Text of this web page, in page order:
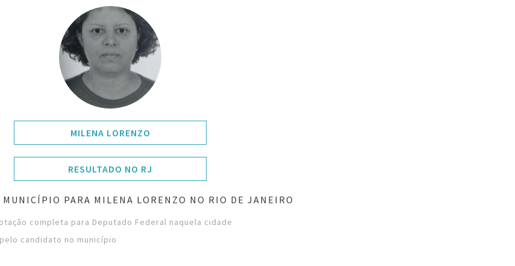
MILENA LORENZO
RESULTADO NO RJ
MUNICÍPIO PARA MILENA LORENZO NO RIO DE JANEIRO
completa para Deputado Federal naquela cidade
candidato no município